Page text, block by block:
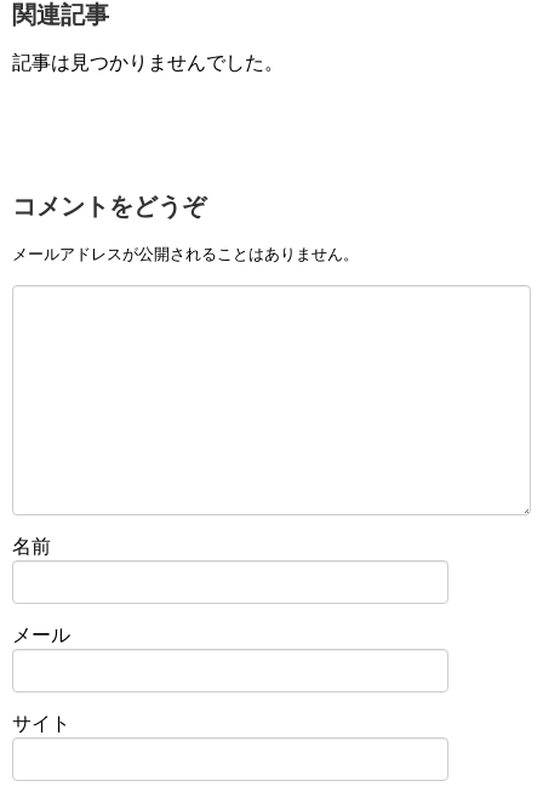
関連記事
記事は見つかりませんでした。
コメントをどうぞ
メールアドレスが公開されることはありません。
名前
メール
サイト